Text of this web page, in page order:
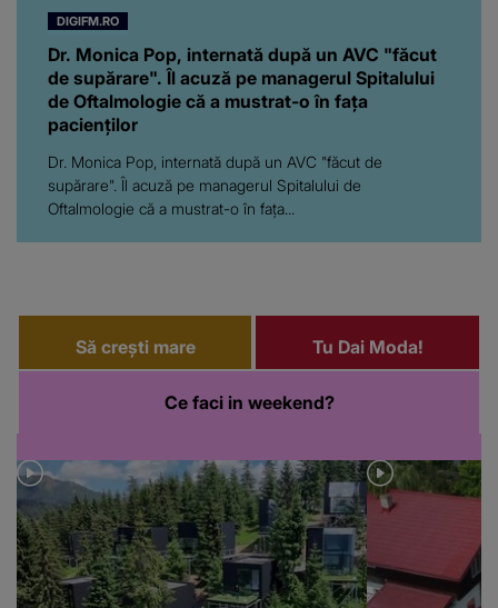
DIGIFM.RO
Dr. Monica Pop, internată după un AVC "făcut
de supărare". Îl acuză pe managerul Spitalului
de Oftalmologie că a mustrat-o în fața
pacienților
Dr. Monica Pop, internată după un AVC "făcut de
supărare". Îl acuză pe managerul Spitalului de
Oftalmologie că a mustrat-o în fața...
Să crești mare Tu Dai Moda!
Ce faci in weekend?